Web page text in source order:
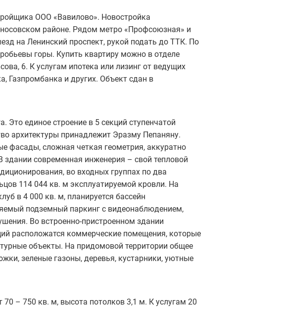
ООО «Вавилово». Новостройка
районе. Рядом метро «Профсоюзная» и
на Ленинский проспект, рукой подать до ТТК. По
горы. Купить квартиру можно в отделе
6. К услугам ипотека или лизинг от ведущих
Газпромбанка и других. Объект сдан в
единое строение в 5 секций ступенчатой
архитектуры принадлежит Эразму Пепаняну.
фасады, сложная четкая геометрия, аккуратно
современная инженерия – свой тепловой
во входных группах по два
114 044 кв. м эксплуатируемой кровли. На
в 4 000 кв. м, планируется бассейн
подземный паркинг с видеонаблюдением,
Во встроенно-пристроенном здании
расположатся коммерческие помещения, которые
объекты. На придомовой территории общее
зеленые газоны, деревья, кустарники, уютные
– 750 кв. м, высота потолков 3,1 м. К услугам 20